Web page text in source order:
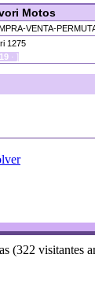
Motos
VENTA-
1275
· ]
(322 visitantes